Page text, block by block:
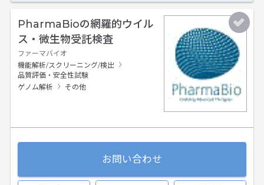
PharmaBioの網羅的ウイル
ス・微生物受託検査
ファーマバイオ
機能解析/スクリーニング/検出
品質評価・安全性試験
ゲノム解析
その他
お問い合わせ